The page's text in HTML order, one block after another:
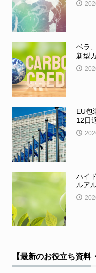
ベラ
新型
EU包
12日
ハイ
ルア
【最新のお役立ち資料